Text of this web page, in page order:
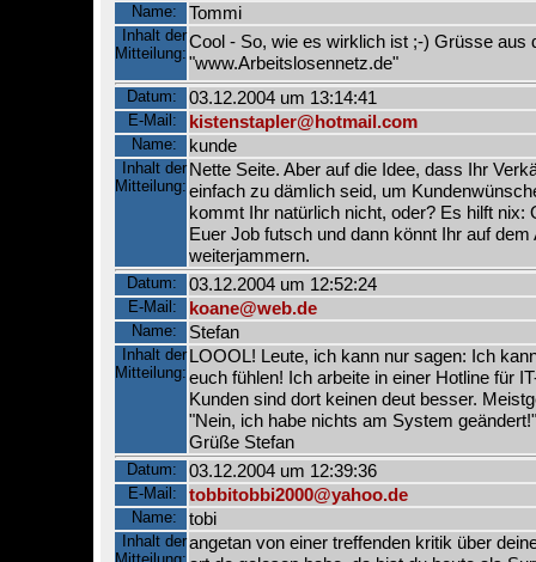
Name: Tommi
Inhalt der
Mitteilung:
Cool - So, wie es wirklich ist ;-) Grüsse aus
"www.Arbeitslosennetz.de"
Datum: 03.12.2004 um 13:14:41
E-Mail: kistenstapler@hotmail.com
Name: kunde
Inhalt der
Mitteilung:
Nette Seite. Aber auf die Idee, dass Ihr
einfach zu dämlich seid, um
kommt Ihr natürlich nicht, oder? Es hilft nix:
Euer Job futsch und dann könnt Ihr auf
weiterjammern.
Datum: 03.12.2004 um 12:52:24
E-Mail: koane@web.de
Name: Stefan
Inhalt der
Mitteilung:
LOOOL! Leute, ich kann nur sagen: Ich
euch fühlen! Ich arbeite in einer Hotline für
Kunden sind dort keinen deut besser.
"Nein, ich habe nichts am System
Grüße Stefan
Datum: 03.12.2004 um 12:39:36
E-Mail: tobbitobbi2000@yahoo.de
Name: tobi
Inhalt derangetan von einer treffenden kritik über